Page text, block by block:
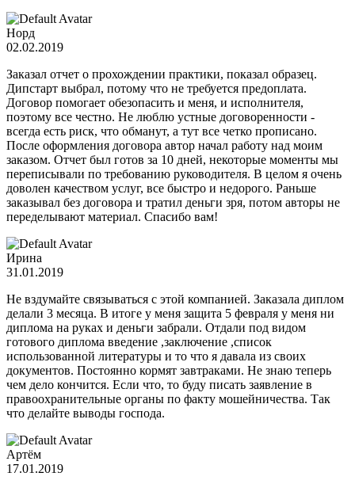
Норд
02.02.2019
Заказал отчет о прохождении практики, показал образец.
Дипстарт выбрал, потому что не требуется предоплата.
Договор помогает обезопасить и меня, и исполнителя,
поэтому все честно. Не люблю устные договоренности -
всегда есть риск, что обманут, а тут все четко прописано.
После оформления договора автор начал работу над моим
заказом. Отчет был готов за 10 дней, некоторые моменты мы
переписывали по требованию руководителя. В целом я очень
доволен качеством услуг, все быстро и недорого. Раньше
заказывал без договора и тратил деньги зря, потом авторы не
переделывают материал. Спасибо вам!
Ирина
31.01.2019
Не вздумайте связываться с этой компанией. Заказала диплом
делали 3 месяца. В итоге у меня защита 5 февраля у меня ни
диплома на руках и деньги забрали. Отдали под видом
готового диплома введение ,заключение ,список
использованной литературы и то что я давала из своих
документов. Постоянно кормят завтраками. Не знаю теперь
чем дело кончится. Если что, то буду писать заявление в
правоохранительные органы по факту мошейничества. Так
что делайте выводы господа.
Артём
17.01.2019